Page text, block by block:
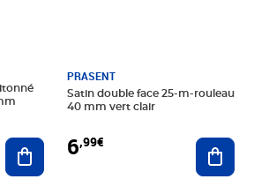
Ajouter au panier
PRASENT
Satin double face 25-m-rouleau
40 mm vert clair
6,99€